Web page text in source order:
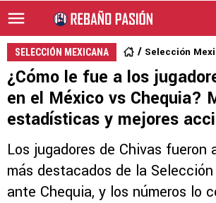
SELECCIÓN MEXICANA Selección
¿Cómo le fue a los
en el México vs Chequia?
estadísticas y mejores
Los jugadores de Chivas fueron
más destacados de la
ante Chequia, y los números lo